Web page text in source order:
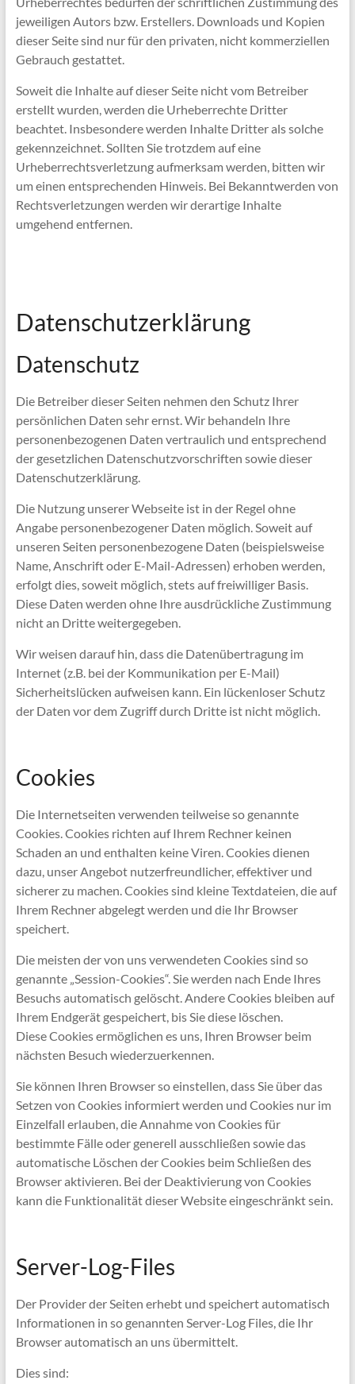
jeweiligen Autors bzw. Erstellers. Downloads und Kopien
dieser Seite sind nur für den privaten, nicht kommerziellen
Gebrauch gestattet.
Soweit die Inhalte auf dieser Seite nicht vom Betreiber
erstellt wurden, werden die Urheberrechte Dritter
beachtet. Insbesondere werden Inhalte Dritter als solche
gekennzeichnet. Sollten Sie trotzdem auf eine
Urheberrechtsverletzung aufmerksam werden, bitten wir
um einen entsprechenden Hinweis. Bei Bekanntwerden von
Rechtsverletzungen werden wir derartige Inhalte
umgehend entfernen.
Datenschutzerklärung
Datenschutz
Die Betreiber dieser Seiten nehmen den Schutz Ihrer
persönlichen Daten sehr ernst. Wir behandeln Ihre
personenbezogenen Daten vertraulich und entsprechend
der gesetzlichen Datenschutzvorschriften sowie dieser
Datenschutzerklärung.
Die Nutzung unserer Webseite ist in der Regel ohne
Angabe personenbezogener Daten möglich. Soweit auf
unseren Seiten personenbezogene Daten (beispielsweise
Name, Anschrift oder E-Mail-Adressen) erhoben werden,
erfolgt dies, soweit möglich, stets auf freiwilliger Basis.
Diese Daten werden ohne Ihre ausdrückliche Zustimmung
nicht an Dritte weitergegeben.
Wir weisen darauf hin, dass die Datenübertragung im
Internet (z.B. bei der Kommunikation per E-Mail)
Sicherheitslücken aufweisen kann. Ein lückenloser Schutz
der Daten vor dem Zugriff durch Dritte ist nicht möglich.
Cookies
Die Internetseiten verwenden teilweise so genannte
Cookies. Cookies richten auf Ihrem Rechner keinen
Schaden an und enthalten keine Viren. Cookies dienen
dazu, unser Angebot nutzerfreundlicher, effektiver und
sicherer zu machen. Cookies sind kleine Textdateien, die auf
Ihrem Rechner abgelegt werden und die Ihr Browser
speichert.
Die meisten der von uns verwendeten Cookies sind so
genannte „Session-Cookies“. Sie werden nach Ende Ihres
Besuchs automatisch gelöscht. Andere Cookies bleiben auf
Ihrem Endgerät gespeichert, bis Sie diese löschen.
Diese Cookies ermöglichen es uns, Ihren Browser beim
nächsten Besuch wiederzuerkennen.
Sie können Ihren Browser so einstellen, dass Sie über das
Setzen von Cookies informiert werden und Cookies nur im
Einzelfall erlauben, die Annahme von Cookies für
bestimmte Fälle oder generell ausschließen sowie das
automatische Löschen der Cookies beim Schließen des
Browser aktivieren. Bei der Deaktivierung von Cookies
kann die Funktionalität dieser Website eingeschränkt sein.
Server-Log-Files
Der Provider der Seiten erhebt und speichert automatisch
Informationen in so genannten Server-Log Files, die Ihr
Browser automatisch an uns übermittelt.
Dies sind: